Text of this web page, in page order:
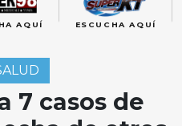
AQUÍ ESCUCHA AQUÍ
7 casos de